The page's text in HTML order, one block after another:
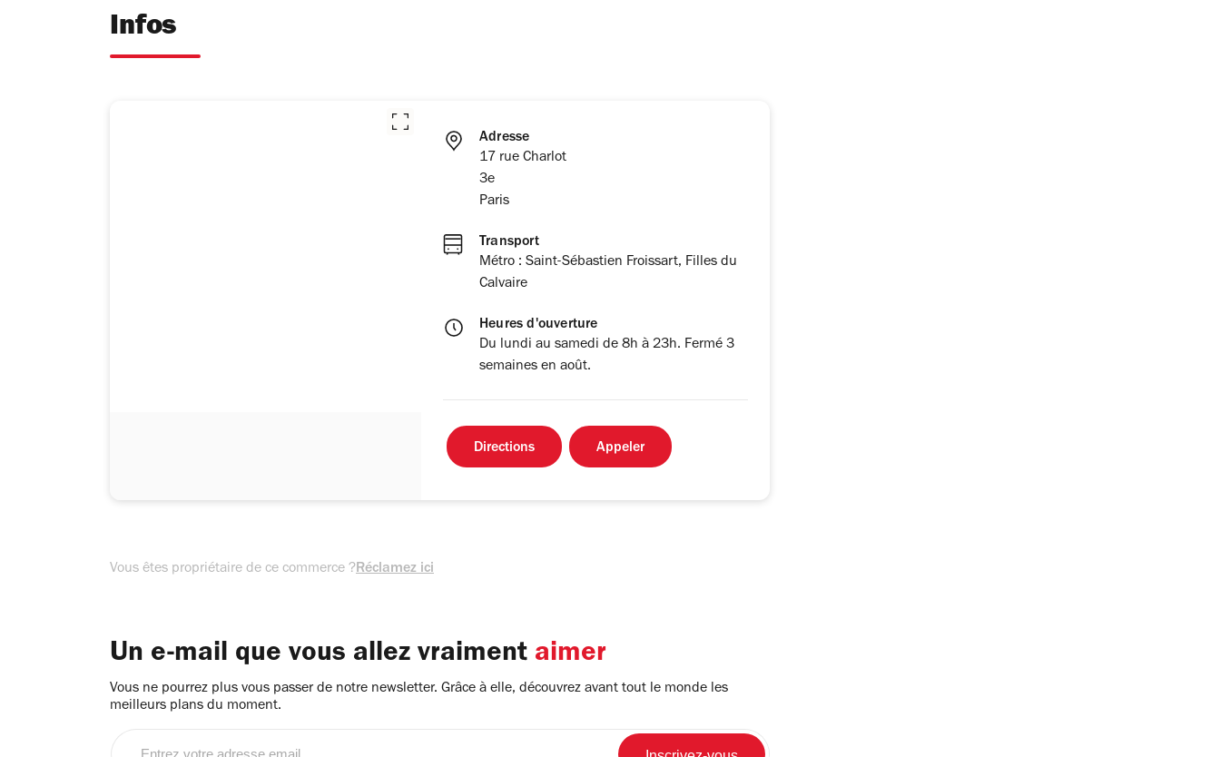
Infos
Adresse
17 rue Charlot
3e
Paris
Transport
Métro : Saint-Sébastien Froissart, Filles du
Calvaire
Heures d'ouverture
Du lundi au samedi de 8h à 23h. Fermé 3
semaines en août.
Directions Appeler
Vous êtes propriétaire de ce commerce ?Réclamez ici
Un e-mail que vous allez vraiment aimer
Vous ne pourrez plus vous passer de notre newsletter. Grâce à elle, découvrez avant tout le monde les
meilleurs plans du moment.